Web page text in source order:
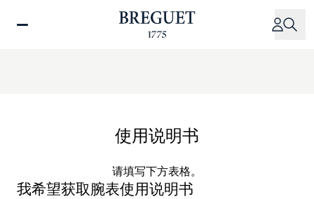
使用说明书
请填写下方表格。
我希望获取腕表使用说明书